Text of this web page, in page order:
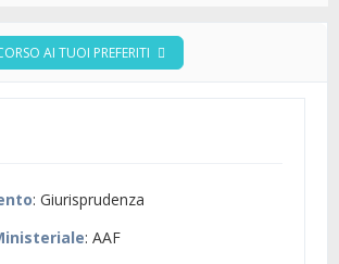
AI TUOI PREFERITI
: Giurisprudenza
: AAF